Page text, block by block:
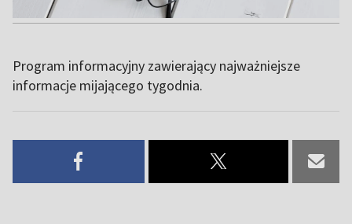
Program informacyjny zawierający najważniejsze
informacje mijającego tygodnia.